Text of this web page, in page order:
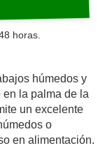
horas.
húmedos y
la palma de la
un excelente
o
en alimentación.